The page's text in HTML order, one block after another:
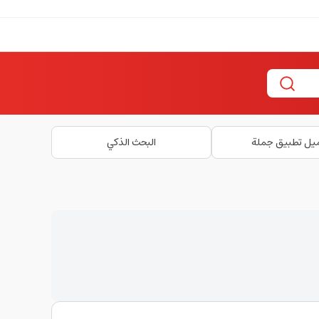
تطبيق جملة البحث الذكي